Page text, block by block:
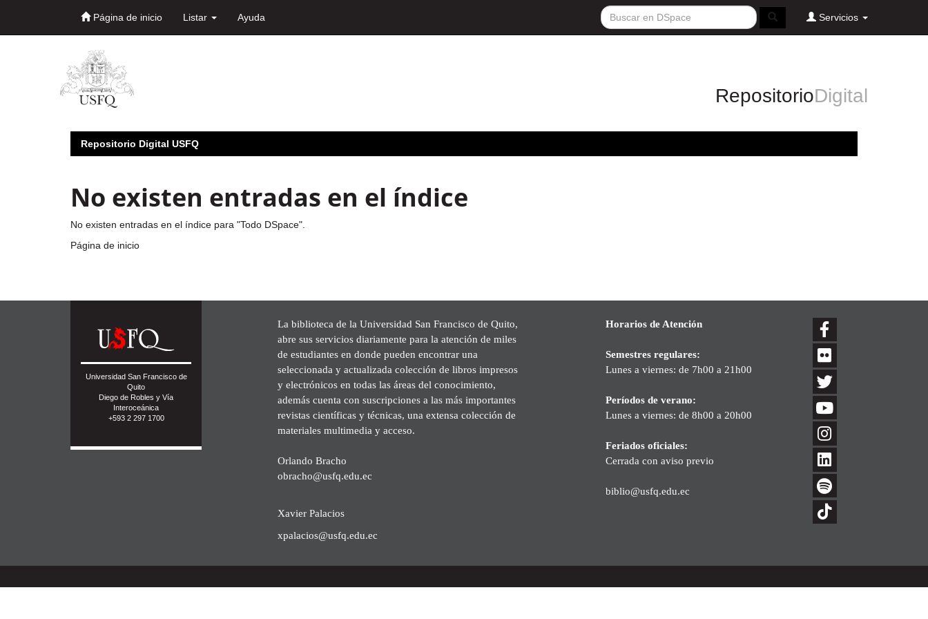
Página de inicio Listar Ayuda Servicios
RepositorioDigital
Repositorio Digital USFQ
No existen entradas en el índice
No existen entradas en el índice para "Todo DSpace".
Página de inicio
Universidad San Francisco de
Quito
Diego de Robles y Vía
Interoceánica
+593 2 297 1700
La biblioteca de la Universidad San Francisco de Quito,
abre sus servicios diariamente para la atención de miles
de estudiantes en donde pueden encontrar una
seleccionada y actualizada colección de libros impresos
y electrónicos en todas las áreas del conocimiento,
además cuenta con suscripciones a las más importantes
revistas científicas y técnicas, una extensa colección de
materiales multimedia y acceso.
Orlando Bracho
obracho@usfq.edu.ec
Xavier Palacios
xpalacios@usfq.edu.ec
Horarios de Atención
Semestres regulares:
Lunes a viernes: de 7h00 a 21h00
Períodos de verano:
Lunes a viernes: de 8h00 a 20h00
Feriados oficiales:
Cerrada con aviso previo
biblio@usfq.edu.ec